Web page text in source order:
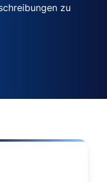
zu